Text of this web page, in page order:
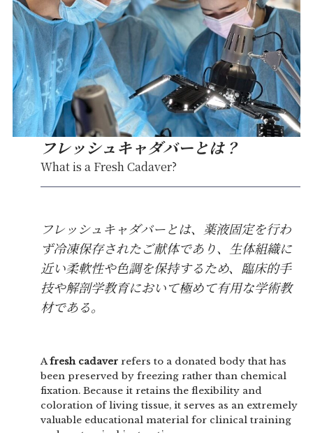
フレッシュキャダバーとは？
What is a Fresh Cadaver?
フレッシュキャダバーとは、薬液固定を行わ
ず冷凍保存されたご献体であり、生体組織に
近い柔軟性や色調を保持するため、臨床的手
技や解剖学教育において極めて有用な学術教
材である。
Afresh cadaverrefers to a donated body that has
been preserved by freezing rather than chemical
fixation. Because it retains the flexibility and
coloration of living tissue, it serves as an extremely
valuable educational material for clinical training